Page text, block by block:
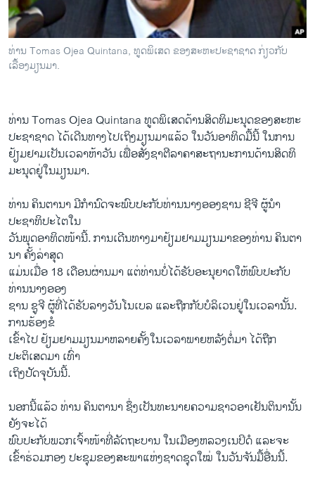
ວິທະຍາສາດ-ເທັກໂນໂລຈີ
ທຸລະກິດ
ພາສາອັງກິດ
ສຽງ
ລາຍການກະຈາຍສຽງ
ລາຍງານ
ຕິດຕາມພວກເຮົາ ທີ່
ພາສາຕ່າງໆ
ທ່ານ Tomas Ojea Quintana, ທູດພິເສດ ຂອງສະຫະປະຊາຊາດ ກ່ຽວກັບ
ເລື້ອງມຽນມາ.
ທ່ານ Tomas Ojea Quintana ທູດພິເສດດ້ານສິດທິມະນຸດຂອງສະຫະ
ປະຊາຊາດ ໄດ້ເດີນທາງໄປເຖິງມຽນມາແລ້ວ ໃນວັນອາທິດມື້ນີ້ ໃນການ
ຢ້ຽມຢາມເປັນເວລາຫ້າວັນ ເພື່ອສັ່ງຊາຕີລາຄາສະຖານະການດ້ານສິດທິ
ມະນຸດຢູ່ໃນມຽນມາ.
ທ່ານ ຄິນຕານາ ມີກໍານົດຈະພົບປະກັບທ່ານນາງອອງຊານ ຊີຈີ ຜູ້ນໍາ
ປະຊາທິປະໄຕ​ໃນ
ວັນພຸດອາທິດໜ້ານີ້. ການເດີນທາງມາຢ້ຽມຢາມມຽນມາຂອງທ່ານ ຄິນຕາ
ນາ ຄັ້ງລ່າສຸດ
ແມ່ນເມື່ອ 18 ເດືອນຜ່ານມາ ແຕ່ທ່ານ​ບໍ່​ໄດ້ຮັບອະນຸຍາດໃຫ້ພົບປະກັບ
ທ່ານນາງອອງ
ຊານ ຊູຈີ ຜູ້​ທີ່ໄດ້ຮັບລາງວັນໂນເບລ ແລະຖືກກັບບໍລິເວນຢູ່ໃນເວລານັ້ນ.
ການຮ້ອງຂໍ
ເຂົ້າໄປ ຢ້ຽມຢາມມຽນມາຫລາຍຄັ້ງ​ໃນ​ເວລາພາຍຫລັງຕໍ່ມາ ​ໄດ້ຖືກ
ປະຕິເສດມາ ເທົ່າ
ເຖິງປັດຈຸບັນນີ້.
ນອກນີ້ແລ້ວ ທ່ານ ຄິນຕານາ ຊຶ່ງ​ເປັນທະນາຍຄວາມຊາວອາເຢັນຕິນານັ້ນ
ຍັງຈະ​ໄດ້
ພົບປະກັບພວກເຈົ້າໜ້າທີ່ລັດຖະບານ ໃນເມືອງຫລວງເນປິດໍ ແລະຈະ
ເຂົ້າຮ່ວມກອງ ປະຊຸມຂອງສະພາແຫ່ງຊາດຊຸດໃໝ່ ໃນວັນຈັນມື້ອື່ນນີ້.